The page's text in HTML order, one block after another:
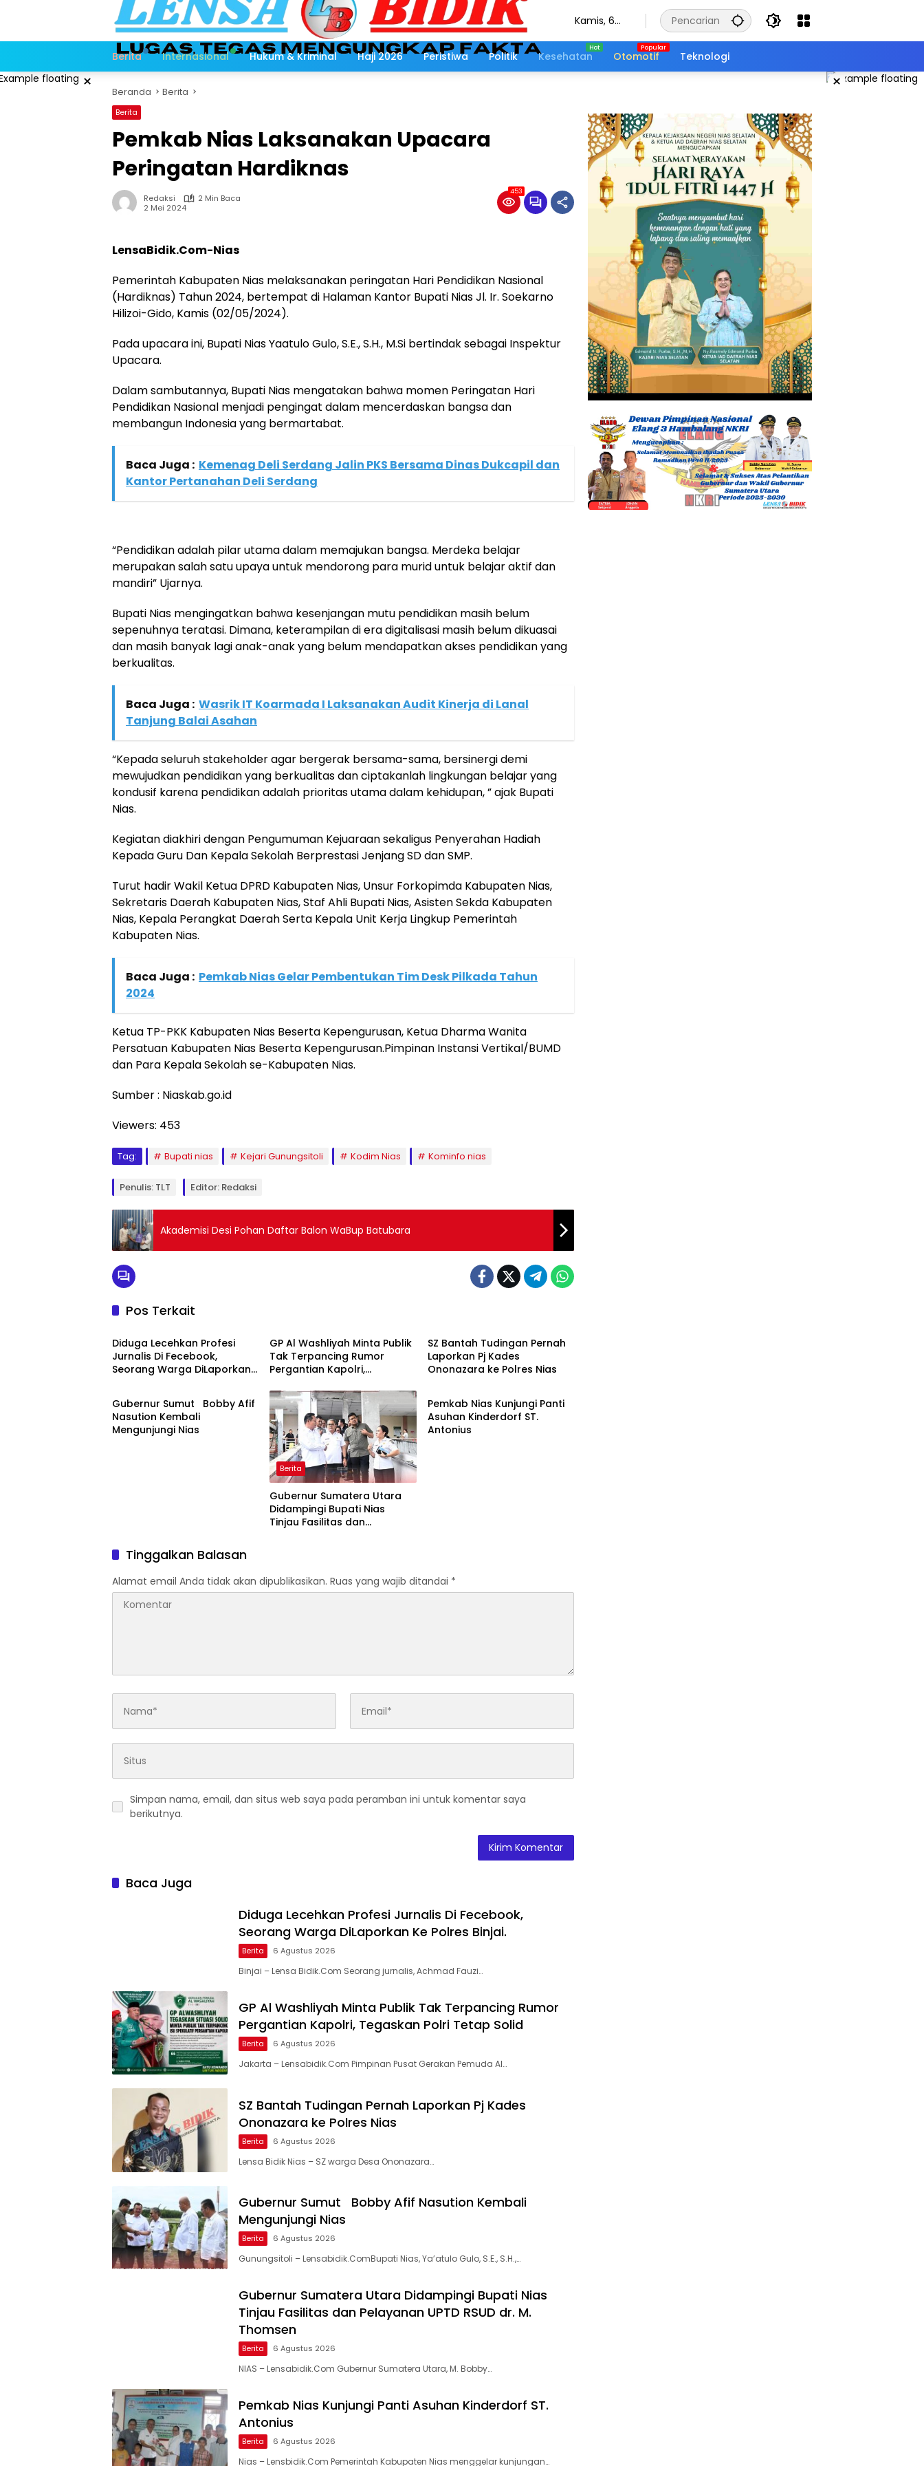
Kamis, 6
2026
Berita Internasional Hukum & Kriminal Haji 2026 Peristiwa Politik Kesehatan Otomotif Teknologi
× ×
Beranda Berita
Berita
Pemkab Nias Laksanakan Upacara
Peringatan Hardiknas
Redaksi
2 Min Baca
2 Mei 2024
453
LensaBidik.Com-Nias
Pemerintah Kabupaten Nias melaksanakan peringatan Hari Pendidikan Nasional
(Hardiknas) Tahun 2024, bertempat di Halaman Kantor Bupati Nias Jl. Ir. Soekarno
Hilizoi-Gido, Kamis (02/05/2024).
Pada upacara ini, Bupati Nias Yaatulo Gulo, S.E., S.H., M.Si bertindak sebagai Inspektur
Upacara.
Dalam sambutannya, Bupati Nias mengatakan bahwa momen Peringatan Hari
Pendidikan Nasional menjadi pengingat dalam mencerdaskan bangsa dan
membangun Indonesia yang bermartabat.
Baca Juga : Kemenag Deli Serdang Jalin PKS Bersama Dinas Dukcapil dan
Kantor Pertanahan Deli Serdang
“Pendidikan adalah pilar utama dalam memajukan bangsa. Merdeka belajar
merupakan salah satu upaya untuk mendorong para murid untuk belajar aktif dan
mandiri” Ujarnya.
Bupati Nias mengingatkan bahwa kesenjangan mutu pendidikan masih belum
sepenuhnya teratasi. Dimana, keterampilan di era digitalisasi masih belum dikuasai
dan masih banyak lagi anak-anak yang belum mendapatkan akses pendidikan yang
berkualitas.
Baca Juga : Wasrik IT Koarmada I Laksanakan Audit Kinerja di Lanal
Tanjung Balai Asahan
“Kepada seluruh stakeholder agar bergerak bersama-sama, bersinergi demi
mewujudkan pendidikan yang berkualitas dan ciptakanlah lingkungan belajar yang
kondusif karena pendidikan adalah prioritas utama dalam kehidupan, ” ajak Bupati
Nias.
Kegiatan diakhiri dengan Pengumuman Kejuaraan sekaligus Penyerahan Hadiah
Kepada Guru Dan Kepala Sekolah Berprestasi Jenjang SD dan SMP.
Turut hadir Wakil Ketua DPRD Kabupaten Nias, Unsur Forkopimda Kabupaten Nias,
Sekretaris Daerah Kabupaten Nias, Staf Ahli Bupati Nias, Asisten Sekda Kabupaten
Nias, Kepala Perangkat Daerah Serta Kepala Unit Kerja Lingkup Pemerintah
Kabupaten Nias.
Baca Juga : Pemkab Nias Gelar Pembentukan Tim Desk Pilkada Tahun
2024
Ketua TP-PKK Kabupaten Nias Beserta Kepengurusan, Ketua Dharma Wanita
Persatuan Kabupaten Nias Beserta Kepengurusan.Pimpinan Instansi Vertikal/BUMD
dan Para Kepala Sekolah se-Kabupaten Nias.
Sumber : Niaskab.go.id
Viewers: 453
Tag: Bupati nias Kejari Gunungsitoli Kodim Nias Kominfo nias
Penulis: TLT Editor: Redaksi
Akademisi Desi Pohan Daftar Balon WaBup Batubara
Pos Terkait
Berita
Diduga Lecehkan Profesi
Jurnalis Di Fecebook,
Seorang Warga DiLaporkan
GP Al Washliyah Minta Publik
Tak Terpancing Rumor
Pergantian Kapolri,
SZ Bantah Tudingan Pernah
Laporkan Pj Kades
Ononazara ke Polres Nias
Berita
Gubernur Sumut Bobby Afif
Nasution Kembali
Mengunjungi Nias
Berita
Gubernur Sumatera Utara
Didampingi Bupati Nias
Tinjau Fasilitas dan
Berita
Pemkab Nias Kunjungi Panti
Asuhan Kinderdorf ST.
Antonius
Tinggalkan Balasan
Alamat email Anda tidak akan dipublikasikan. Ruas yang wajib ditandai *
Simpan nama, email, dan situs web saya pada peramban ini untuk komentar saya
berikutnya.
Baca Juga
Diduga Lecehkan Profesi Jurnalis Di Fecebook,
Seorang Warga DiLaporkan Ke Polres Binjai.
Berita 6 Agustus 2026
Binjai – Lensa Bidik.Com Seorang jurnalis, Achmad Fauzi…
GP Al Washliyah Minta Publik Tak Terpancing Rumor
Pergantian Kapolri, Tegaskan Polri Tetap Solid
Berita 6 Agustus 2026
Jakarta – Lensabidik.Com Pimpinan Pusat Gerakan Pemuda Al…
SZ Bantah Tudingan Pernah Laporkan Pj Kades
Ononazara ke Polres Nias
Berita 6 Agustus 2026
Lensa Bidik Nias – SZ warga Desa Ononazara…
Gubernur Sumut Bobby Afif Nasution Kembali
Mengunjungi Nias
Berita 6 Agustus 2026
Gunungsitoli – Lensabidik.ComBupati Nias, Ya’atulo Gulo, S.E., S.H.,…
Gubernur Sumatera Utara Didampingi Bupati Nias
Tinjau Fasilitas dan Pelayanan UPTD RSUD dr. M.
Thomsen
Berita 6 Agustus 2026
NIAS – Lensabidik.Com Gubernur Sumatera Utara, M. Bobby…
Pemkab Nias Kunjungi Panti Asuhan Kinderdorf ST.
Antonius
Berita 6 Agustus 2026
Nias – Lensbidik.Com Pemerintah Kabupaten Nias menggelar kunjungan…